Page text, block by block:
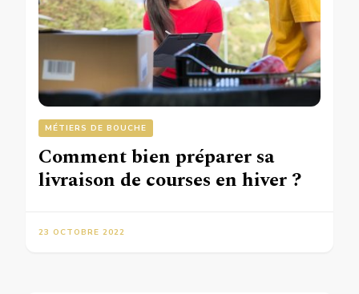
MÉTIERS DE BOUCHE
Comment bien préparer sa
livraison de courses en hiver ?
23 OCTOBRE 2022